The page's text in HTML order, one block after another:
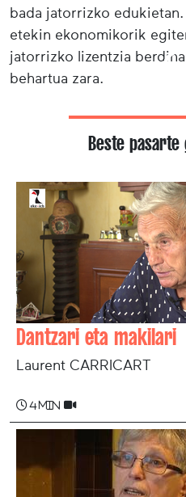
bada jatorrizko edukietan.
etekin ekonomikorik
jatorrizko lizentzia
behartua zara.
Beste pasarte
Dantzari eta makilari
Laurent CARRICART
4 min